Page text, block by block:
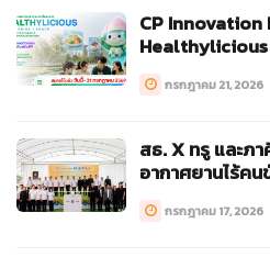
CP Innovation
Healthylicious
กรกฎาคม 21, 2026
สธ. X ทรู และภ
อากาศยานไร้ค
กรกฎาคม 17, 2026